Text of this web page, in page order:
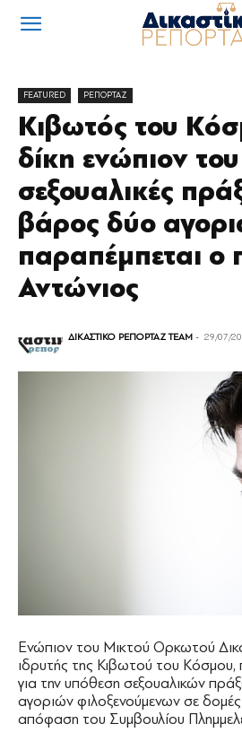
FEATURED ΡΕΠΟΡΤΑΖ
Κιβωτός του
δίκη ενώπιον
σεξουαλικές
βάρος δύο
παραπέμπεται ο
Αντώνιος
ΔΙΚΑΣΤΙΚΟ ΡΕΠΟΡΤΑΖ TEAM - 29/07/
Ενώπιον του Μικτού Ορκωτού
ιδρυτής της Κιβωτού του Κόσμου,
για την υπόθεση σεξουαλικών
αγοριών φιλοξενούμενων σε
απόφαση του Συμβουλίου